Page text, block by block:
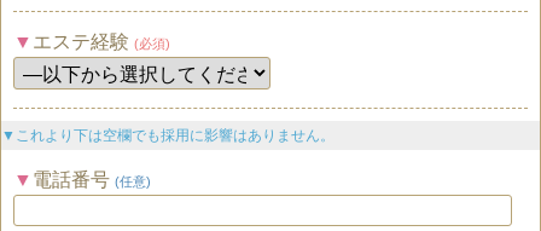
エステ経験 (必須)
▼これより下は空欄でも採用に影響はありません。
電話番号 (任意)